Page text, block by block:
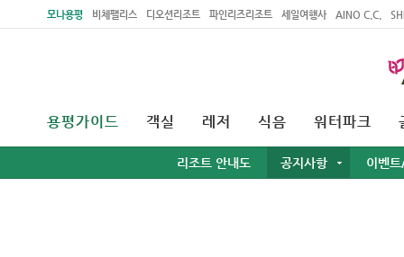
모나용평 비체팰리스 디오션리조트 파인리즈리조트 세일여행사 AINO C.C.
용평가이드
리조트 안내도 공지사항 이벤
객실 레저 식음 워터파크